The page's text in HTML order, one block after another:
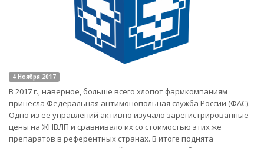
4 Ноября 2017
В 2017 г., наверное, больше всего хлопот фармкомпаниям
принесла Федеральная антимонопольная служба России (ФАС).
Одно из ее управлений активно изучало зарегистрированные
цены на ЖНВЛП и сравнивало их со стоимостью этих же
препаратов в референтных странах. В итоге поднята